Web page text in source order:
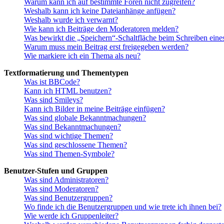
Warum kann ich auf bestimmte Foren nicht zugreifen?
Weshalb kann ich keine Dateianhänge anfügen?
Weshalb wurde ich verwarnt?
Wie kann ich Beiträge den Moderatoren melden?
Was bewirkt die „Speichern“-Schaltfläche beim Schreiben
Warum muss mein Beitrag erst freigegeben werden?
Wie markiere ich ein Thema als neu?
Textformatierung und Thementypen
Was ist BBCode?
Kann ich HTML benutzen?
Was sind Smileys?
Kann ich Bilder in meine Beiträge einfügen?
Was sind globale Bekanntmachungen?
Was sind Bekanntmachungen?
Was sind wichtige Themen?
Was sind geschlossene Themen?
Was sind Themen-Symbole?
Benutzer-Stufen und Gruppen
Was sind Administratoren?
Was sind Moderatoren?
Was sind Benutzergruppen?
Wo finde ich die Benutzergruppen und wie trete ich ihnen bei?
Wie werde ich Gruppenleiter?